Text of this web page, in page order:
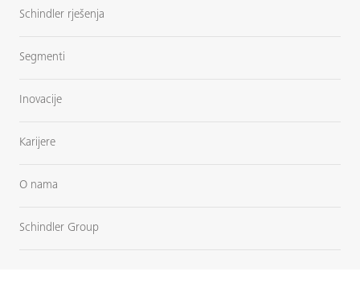
Schindler rješenja
Segmenti
Inovacije
Karijere
O nama
Schindler Group